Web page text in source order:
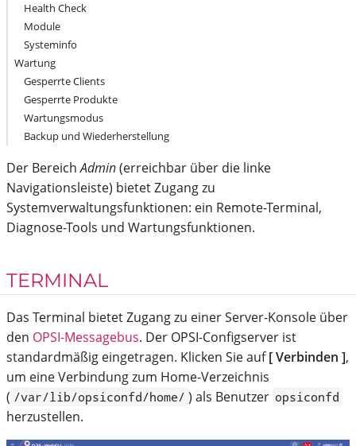
Health Check
Module
Systeminfo
Wartung
Gesperrte Clients
Gesperrte Produkte
Wartungsmodus
Backup und Wiederherstellung
Der BereichAdmin(erreichbar über die linke
Navigationsleiste) bietet Zugang zu
Systemverwaltungsfunktionen: ein Remote-Terminal,
Diagnose-Tools und Wartungsfunktionen.
TERMINAL
Das Terminal bietet Zugang zu einer Server-Konsole über
den OPSI-Messagebus. Der OPSI-Configserver ist
standardmäßig eingetragen. Klicken Sie auf[ Verbinden ],
um eine Verbindung zum Home-Verzeichnis
( /var/lib/opsiconfd/home/ ) als Benutzer opsiconfd
herzustellen.